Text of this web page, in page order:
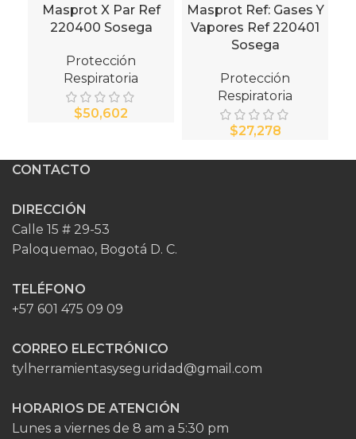
Masprot X Par Ref
220400 Sosega
Protección
Respiratoria
$
Masprot Ref: Gases Y
Vapores Ref 220401
Sosega
Protección
Respiratoria
$
CONTACTO
DIRECCIÓN
Calle 15 # 29-53
Paloquemao, Bogotá D. C.
TELÉFONO
+57 601 475 09 09
CORREO ELECTRÓNICO
tylherramientasyseguridad@gmail.com
HORARIOS DE ATENCIÓN
Lunes a viernes de 8 am a 5:30 pm